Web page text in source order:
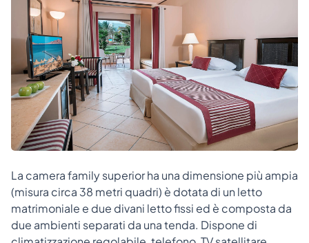
La camera family superior ha una dimensione più ampia
(misura circa 38 metri quadri) è dotata di un letto
matrimoniale e due divani letto fissi ed è composta da
due ambienti separati da una tenda. Dispone di